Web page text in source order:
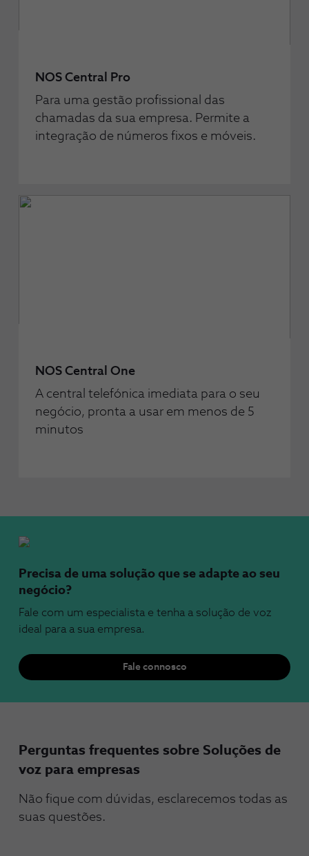
NOS Central Pro
Para uma gestão profissional das
chamadas da sua empresa. Permite a
integração de números fixos e móveis.
NOS Central One
A central telefónica imediata para o seu
negócio, pronta a usar em menos de 5
minutos
Precisa de uma solução que se adapte ao seu
negócio?
Fale com um especialista e tenha a solução de voz
ideal para a sua empresa.
Fale connosco
Perguntas frequentes sobre Soluções de
voz para empresas
Não fique com dúvidas, esclarecemos todas as
suas questões.